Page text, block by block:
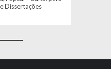
Dissertações